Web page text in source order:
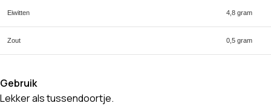
Eiwitten 4,8 gram
Zout 0,5 gram
Gebruik
Lekker als tussendoortje.